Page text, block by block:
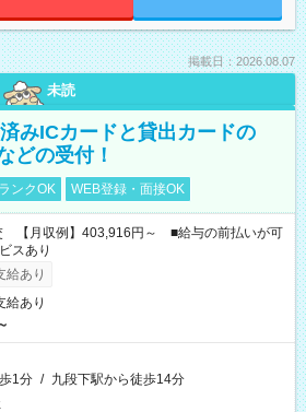
掲載日：2026.08.07
未読
みICカードと貸出カードの
どの受付！
ンクOK WEB登録・面接OK
【月収例】403,916円～ ■給与の前払いが可
スあり
給あり
給あり
1分 / 九段下駅から徒歩14分